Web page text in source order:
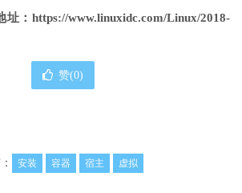
址 ：https://www.linuxidc.com/Linux/2018-
赞(0)
安装 容器 宿主 虚拟